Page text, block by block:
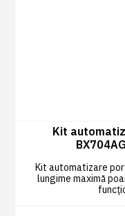
Kit
Kit automatizare
lungime maximă